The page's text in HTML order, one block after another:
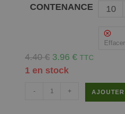
CONTENANCE
10
Effacer
4.40€ 3.96 € TTC
1 en stock
- +